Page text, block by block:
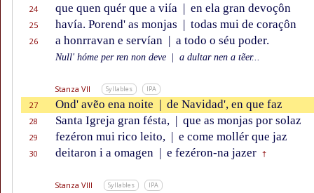
24 que quen quér que a viía | en ela gran devoçôn
25 havía. Porend' as monjas | todas mui de coraçôn
26 a honrravan e servían | a todo o séu poder.
Null' hóme per ren non deve a dultar nen a tẽer...
Stanza VII Syllables IPA
27 Ond' avẽo ena noite | de Navidad', en que faz
28 Santa Igreja gran fésta, | que as monjas por solaz
29 fezéron mui rico leito, | e come mollér que jaz
30 deitaron i a omagen | e fezéron-na jazer †
Stanza VIII Syllables IPA